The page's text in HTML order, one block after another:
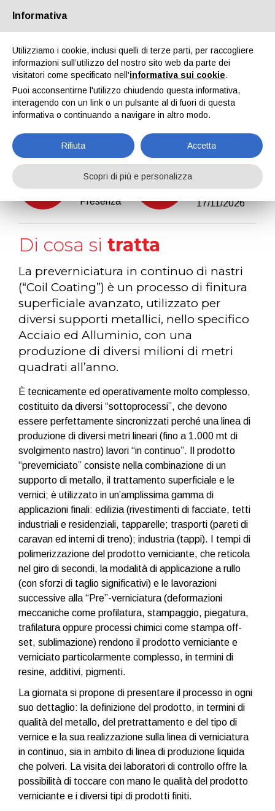
Coil Coating
Home Formazione Corsi 2026 Coil Coating
Tipologia
di
Lezione
Presenza
Date
09/06/2026,
17/11/2026
Di cosa si tratta
La preverniciatura in continuo di nastri
(“Coil Coating”) è un processo di finitura
superficiale avanzato, utilizzato per
diversi supporti metallici, nello specifico
Acciaio ed Alluminio, con una
produzione di diversi milioni di metri
quadrati all’anno.
È tecnicamente ed operativamente molto complesso,
costituito da diversi “sottoprocessi”, che devono
essere perfettamente sincronizzati perché una linea di
produzione di diversi metri lineari (fino a 1.000 mt di
svolgimento nastro) lavori “in continuo”. Il prodotto
“preverniciato” consiste nella combinazione di un
supporto di metallo, il trattamento superficiale e le
vernici; è utilizzato in un’amplissima gamma di
applicazioni finali: edilizia (rivestimenti di facciate, tetti
industriali e residenziali, tapparelle; trasporti (pareti di
caravan ed interni di treno); industria (tappi). I tempi di
polimerizzazione del prodotto verniciante, che reticola
nel giro di secondi, la modalità di applicazione a rullo
(con sforzi di taglio significativi) e le lavorazioni
successive alla “Pre”-verniciatura (deformazioni
meccaniche come profilatura, stampaggio, piegatura,
trafilatura oppure processi chimici come stampa off-
set, sublimazione) rendono il prodotto verniciante e
verniciato particolarmente complesso, in termini di
resine, additivi, pigmenti.
La giornata si propone di presentare il processo in ogni
suo dettaglio: la definizione del prodotto, in termini di
qualità del metallo, del pretrattamento e del tipo di
vernice e la sua realizzazione sulla linea di verniciatura
in continuo, sia in ambito di linea di produzione liquida
che polveri. La visita dei laboratori di controllo offre la
possibilità di toccare con mano le qualità del prodotto
verniciante e i diversi tipi di prodotti finiti.
Informativa
Utilizziamo i cookie, inclusi quelli di terze parti, per raccogliere
informazioni sull’utilizzo del nostro sito web da parte dei
visitatori come specificato nell'informativa sui cookie.
Puoi acconsentirne l'utilizzo chiudendo questa informativa,
interagendo con un link o un pulsante al di fuori di questa
informativa o continuando a navigare in altro modo.
Rifiuta Accetta
Scopri di più e personalizza